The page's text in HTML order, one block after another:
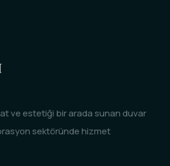
ve estetiği bir arada sunan duvar
sektöründe hizmet